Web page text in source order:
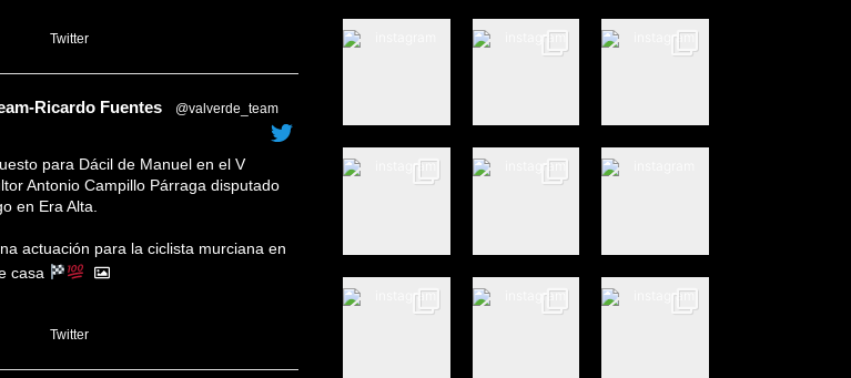
Twitter
Ricardo Fuentes
@valverde_team
para Dácil de Manuel en el V
Antonio Campillo Párraga disputado
en Era Alta.
actuación para la ciclista murciana en
casa
Twitter